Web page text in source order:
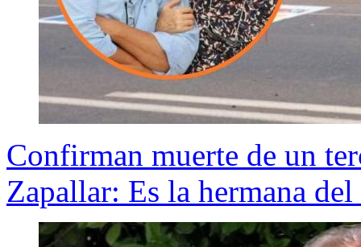
Confirman muerte de un
Zapallar: Es la hermana